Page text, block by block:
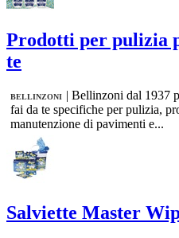
Prodotti per pulizia
te
BELLINZONI | Bellinzoni dal 1937
fai da te specifiche per pulizia,
manutenzione di pavimenti e...
Salviette Master